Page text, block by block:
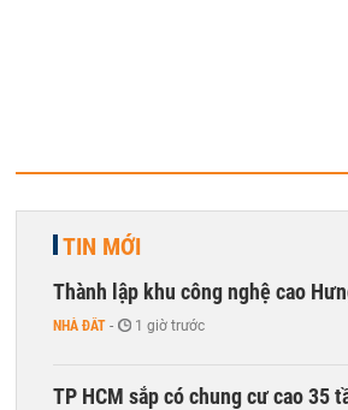
TIN MỚI
Thành lập khu công nghệ cao
NHÀ ĐẤT - 1 giờ trước
TP HCM sắp có chung cư cao 35